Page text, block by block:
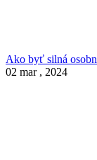
Ako byť silná
02 mar , 2024